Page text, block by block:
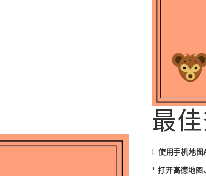
最
1.使用手机地图
*打开高德地图